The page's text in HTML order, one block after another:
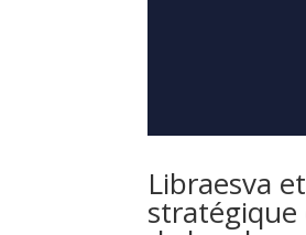
Libraesva
stratégique